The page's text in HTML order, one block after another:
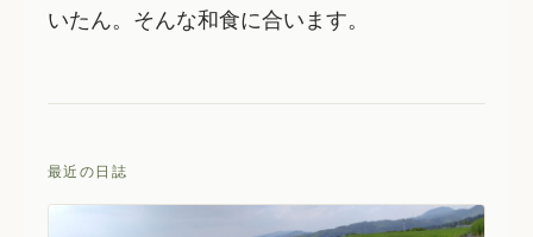
いたん。そんな和食に合います。
最近の日誌